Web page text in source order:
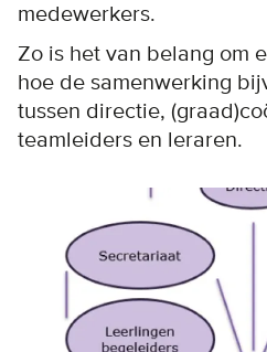
medewerkers.
Zo is het van belang om
hoe de samenwerking
tussen directie,
teamleiders en leraren.